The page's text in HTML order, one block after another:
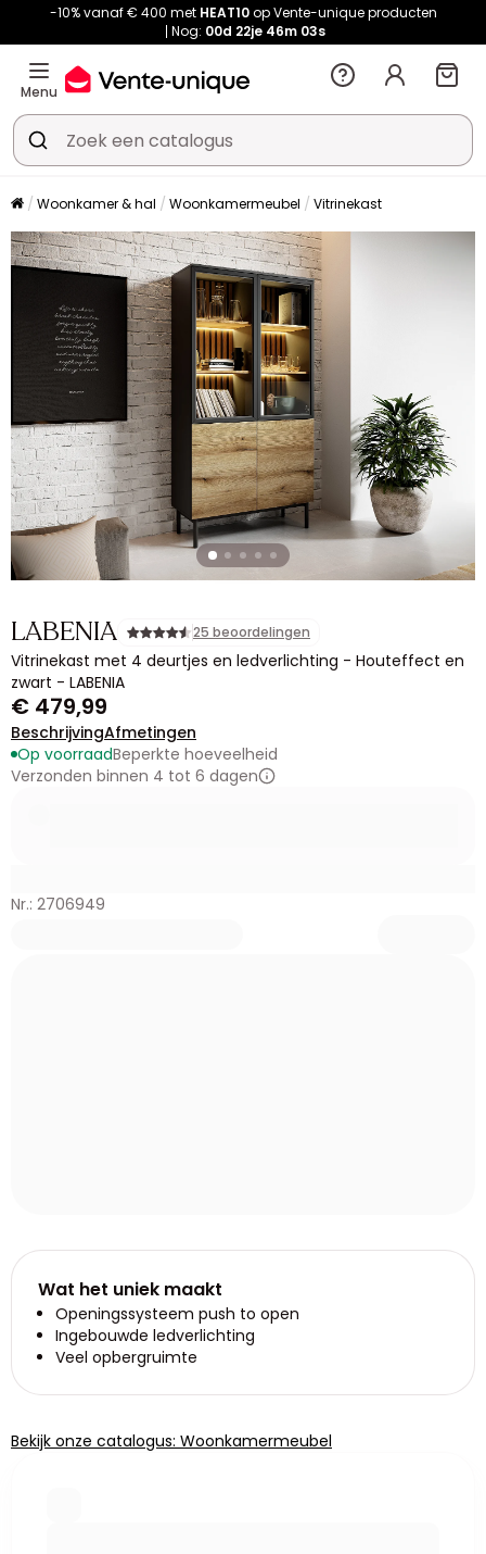
-10% vanaf € 400 met HEAT10op Vente-unique producten
Nog: 00d 22je 46m 02s
Menu
Woonkamer & hal Woonkamermeubel Vitrinekast
LABENIA 25 beoordelingen
Vitrinekast met 4 deurtjes en ledverlichting - Houteffect en
zwart - LABENIA
€ 479,99
BeschrijvingAfmetingen
Op voorraadBeperkte hoeveelheid
Verzonden binnen 4 tot 6 dagen
Nr.: 2706949
Wat het uniek maakt
Openingssysteem push to open
Ingebouwde ledverlichting
Veel opbergruimte
Bekijk onze catalogus: Woonkamermeubel